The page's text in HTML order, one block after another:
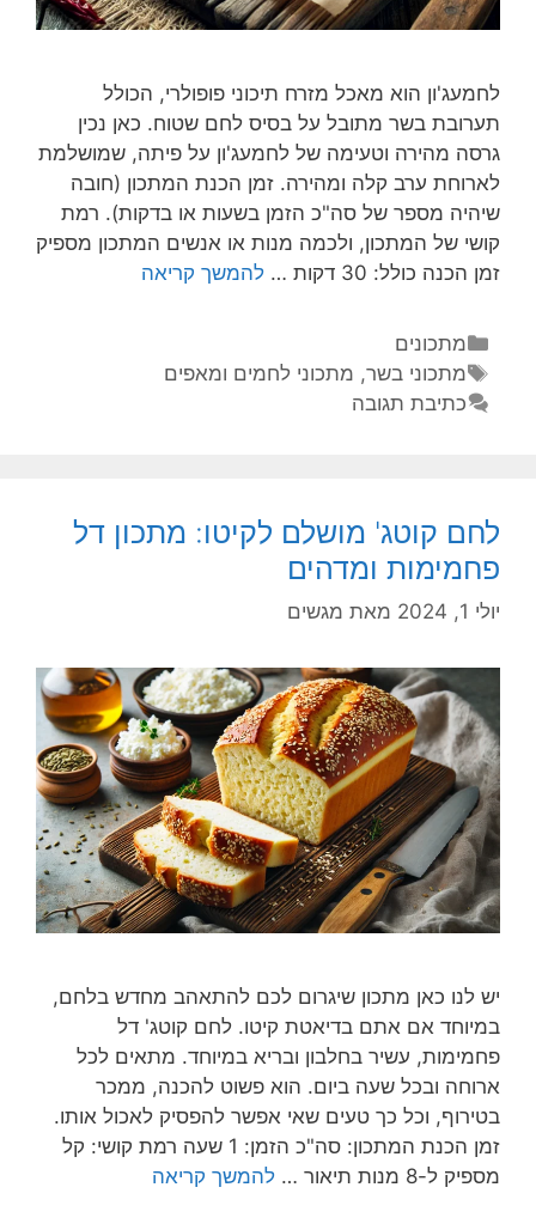
לחמעג'ון הוא מאכל מזרח תיכוני פופולרי, הכולל
תערובת בשר מתובל על בסיס לחם שטוח. כאן נכין
גרסה מהירה וטעימה של לחמעג'ון על פיתה, שמושלמת
לארוחת ערב קלה ומהירה. זמן הכנת המתכון (חובה
שיהיה מספר של סה"כ הזמן בשעות או בדקות). רמת
קושי של המתכון, ולכמה מנות או אנשים המתכון מספיק
זמן הכנה כולל: 30 דקות …
להמשך קריאה
מתכונים
מתכוני בשר, מתכוני לחמים ומאפים
כתיבת תגובה
לחם קוטג' מושלם לקיטו: מתכון דל
פחמימות ומדהים
יולי 1, 2024 מאת מגשים
יש לנו כאן מתכון שיגרום לכם להתאהב מחדש בלחם,
במיוחד אם אתם בדיאטת קיטו. לחם קוטג' דל
פחמימות, עשיר בחלבון ובריא במיוחד. מתאים לכל
ארוחה ובכל שעה ביום. הוא פשוט להכנה, ממכר
בטירוף, וכל כך טעים שאי אפשר להפסיק לאכול אותו.
זמן הכנת המתכון: סה"כ הזמן: 1 שעה רמת קושי: קל
מספיק ל-8 מנות תיאור …
להמשך קריאה